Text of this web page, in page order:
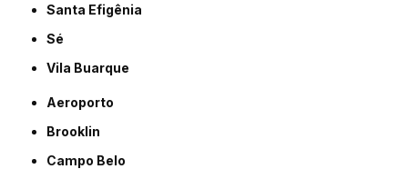
Santa Efigênia
Sé
Vila Buarque
Aeroporto
Brooklin
Campo Belo